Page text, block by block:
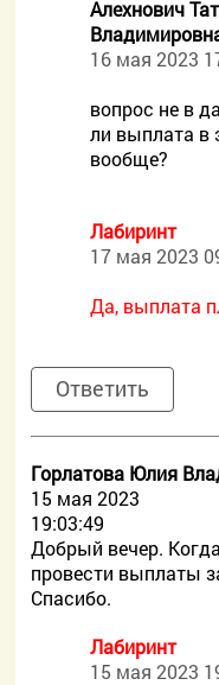
Алехнович
16 мая 2023
вопрос не в
ли выплата в
вообще?
Лабиринт
17 мая 2023
Да, выплата
Ответить
Горлатова Юлия
15 мая 2023
19:03:49
Добрый вечер.
провести выплаты
Спасибо.
Лабиринт
15 мая 2023